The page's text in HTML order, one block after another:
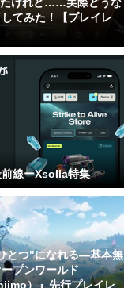
てみた！【プレイレ
線ーXsolla特集
とつ"になれる―基本無
プンワールド
）』先行プレイレ